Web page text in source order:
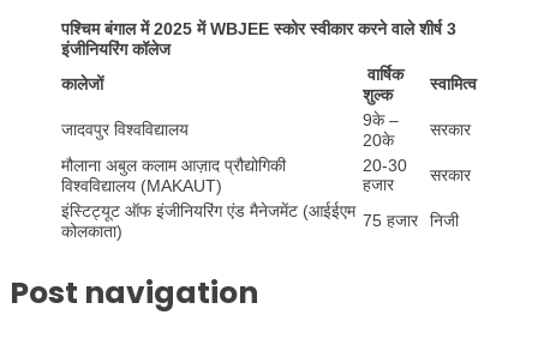
पश्चिम बंगाल में 2025 में WBJEE स्कोर स्वीकार करने वाले शीर्ष 3
इंजीनियरिंग कॉलेज
कालेजों
वार्षिक
शुल्क
स्वामित्व
जादवपुर विश्वविद्यालय
9के –
20के
सरकार
मौलाना अबुल कलाम आज़ाद प्रौद्योगिकी
विश्वविद्यालय (MAKAUT)
20-30
हजार
सरकार
इंस्टिट्यूट ऑफ इंजीनियरिंग एंड मैनेजमेंट (आईईएम
कोलकाता)
75 हजार निजी
Post navigation